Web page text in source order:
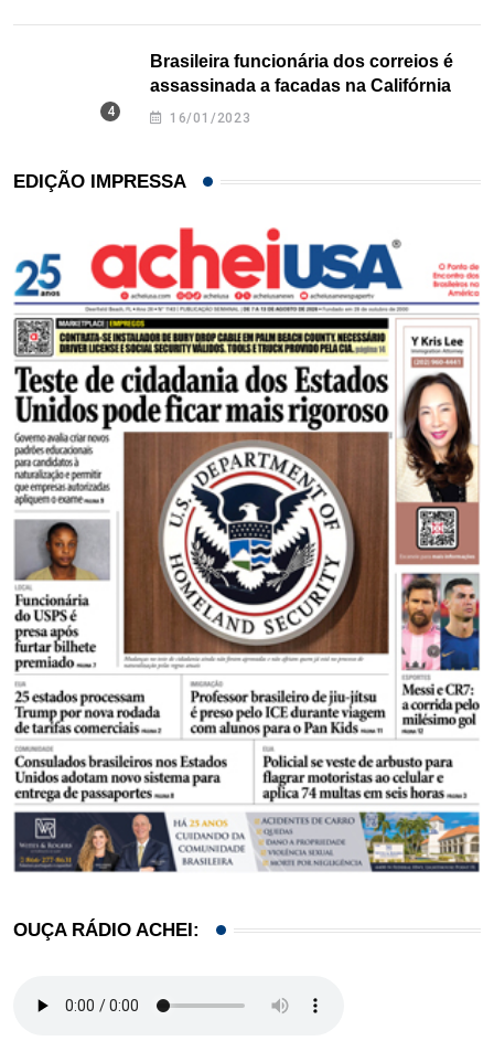
Brasileira funcionária dos correios é
assassinada a facadas na Califórnia
16/01/2023
EDIÇÃO IMPRESSA
OUÇA RÁDIO ACHEI: